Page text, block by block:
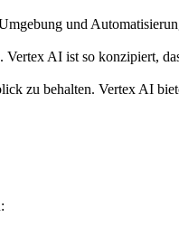
und
AI ist so konzipiert,
zu behalten. Vertex AI